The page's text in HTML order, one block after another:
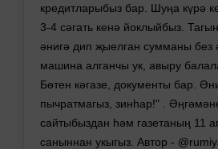
кредитларыбыз бар. Шуңа күрә
3-4 сәгать кенә йоклыйбыз.
әнигә дип җыелган сумманы без
машина алганчы ук, авыру
Бөтен кәгазе, документы бар.
пычратмагыз, зинһар!" .
сайтыбыздан һәм газетаның 11
саныннан укыгыз. Автор -